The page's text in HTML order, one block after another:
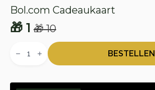
Bol.com Cadeaukaart
🎁10
Oorspronkelijke
prijs
🎁 10.
🎁 1
Huidige
prijs
🎁 1.
Cadeaukaart
BESTELLEN